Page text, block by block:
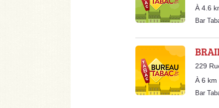
À 4.6
Bar
229
À 6 km
Bar